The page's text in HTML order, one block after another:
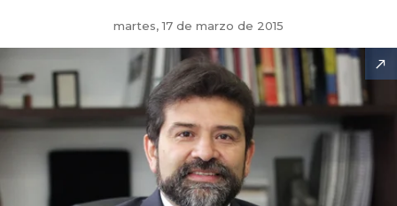
martes, 17 de marzo de 2015